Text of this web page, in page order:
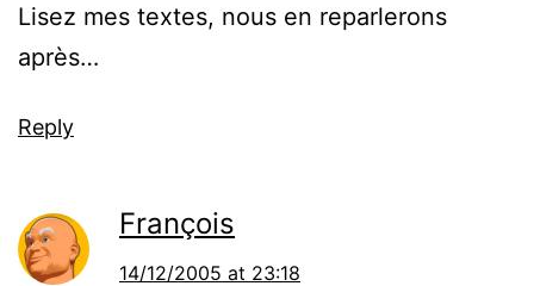
Lisez mes textes, nous en reparlerons
après…
Reply
François
14/12/2005 at 23:18